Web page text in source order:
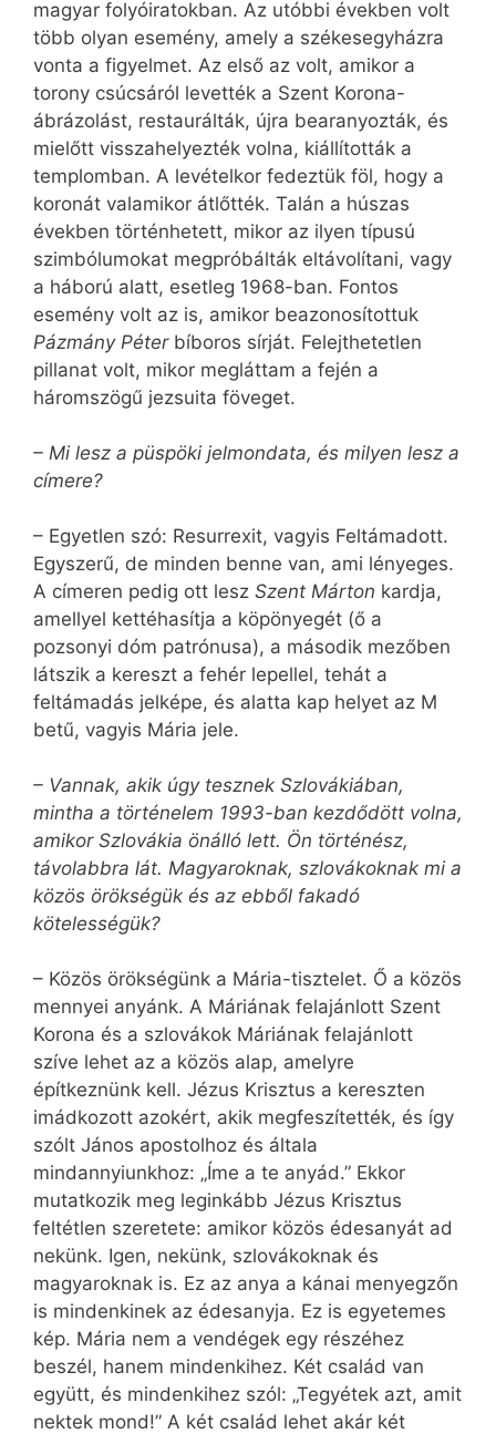
magyar folyóiratokban. Az utóbbi években volt
több olyan esemény, amely a székesegyházra
vonta a figyelmet. Az első az volt, amikor a
torony csúcsáról levették a Szent Korona-
ábrázolást, restaurálták, újra bearanyozták, és
mielőtt visszahelyezték volna, kiállították a
templomban. A levételkor fedeztük föl, hogy a
koronát valamikor átlőtték. Talán a húszas
években történhetett, mikor az ilyen típusú
szimbólumokat megpróbálták eltávolítani, vagy
a háború alatt, esetleg 1968-ban. Fontos
esemény volt az is, amikor beazonosítottuk
Pázmány Péter bíboros sírját. Felejthetetlen
pillanat volt, mikor megláttam a fején a
háromszögű jezsuita föveget.
– Mi lesz a püspöki jelmondata, és milyen lesz a
címere?
– Egyetlen szó: Resurrexit, vagyis Feltámadott.
Egyszerű, de minden benne van, ami lényeges.
A címeren pedig ott lesz Szent Márton kardja,
amellyel kettéhasítja a köpönyegét (ő a
pozsonyi dóm patrónusa), a második mezőben
látszik a kereszt a fehér lepellel, tehát a
feltámadás jelképe, és alatta kap helyet az M
betű, vagyis Mária jele.
– Vannak, akik úgy tesznek Szlovákiában,
mintha a történelem 1993-ban kezdődött volna,
amikor Szlovákia önálló lett. Ön történész,
távolabbra lát. Magyaroknak, szlovákoknak mi a
közös örökségük és az ebből fakadó
kötelességük?
– Közös örökségünk a Mária-tisztelet. Ő a közös
mennyei anyánk. A Máriának felajánlott Szent
Korona és a szlovákok Máriának felajánlott
szíve lehet az a közös alap, amelyre
építkeznünk kell. Jézus Krisztus a kereszten
imádkozott azokért, akik megfeszítették, és így
szólt János apostolhoz és általa
mindannyiunkhoz: „Íme a te anyád.” Ekkor
mutatkozik meg leginkább Jézus Krisztus
feltétlen szeretete: amikor közös édesanyát ad
nekünk. Igen, nekünk, szlovákoknak és
magyaroknak is. Ez az anya a kánai menyegzőn
is mindenkinek az édesanyja. Ez is egyetemes
kép. Mária nem a vendégek egy részéhez
beszél, hanem mindenkihez. Két család van
együtt, és mindenkihez szól: „Tegyétek azt, amit
nektek mond!” A két család lehet akár két